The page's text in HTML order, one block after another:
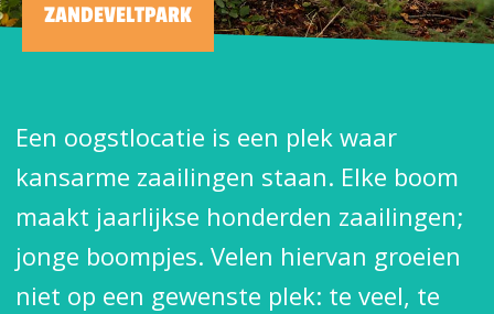
ZANDEVELTPARK
Een oogstlocatie is een plek waar
kansarme zaailingen staan. Elke boom
maakt jaarlijkse honderden zaailingen;
jonge boompjes. Velen hiervan groeien
niet op een gewenste plek: te veel, te